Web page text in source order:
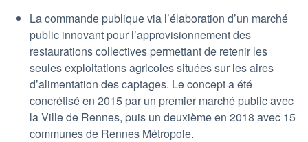
La commande publique via l’élaboration d’un marché
public innovant pour l’approvisionnement des
restaurations collectives permettant de retenir les
seules exploitations agricoles situées sur les aires
d’alimentation des captages. Le concept a été
concrétisé en 2015 par un premier marché public avec
la Ville de Rennes, puis un deuxième en 2018 avec 15
communes de Rennes Métropole.